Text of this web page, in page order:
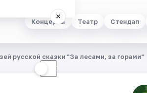
Концерты Театр Стендап
×
☾
русской сказки "За лесами, за горами"